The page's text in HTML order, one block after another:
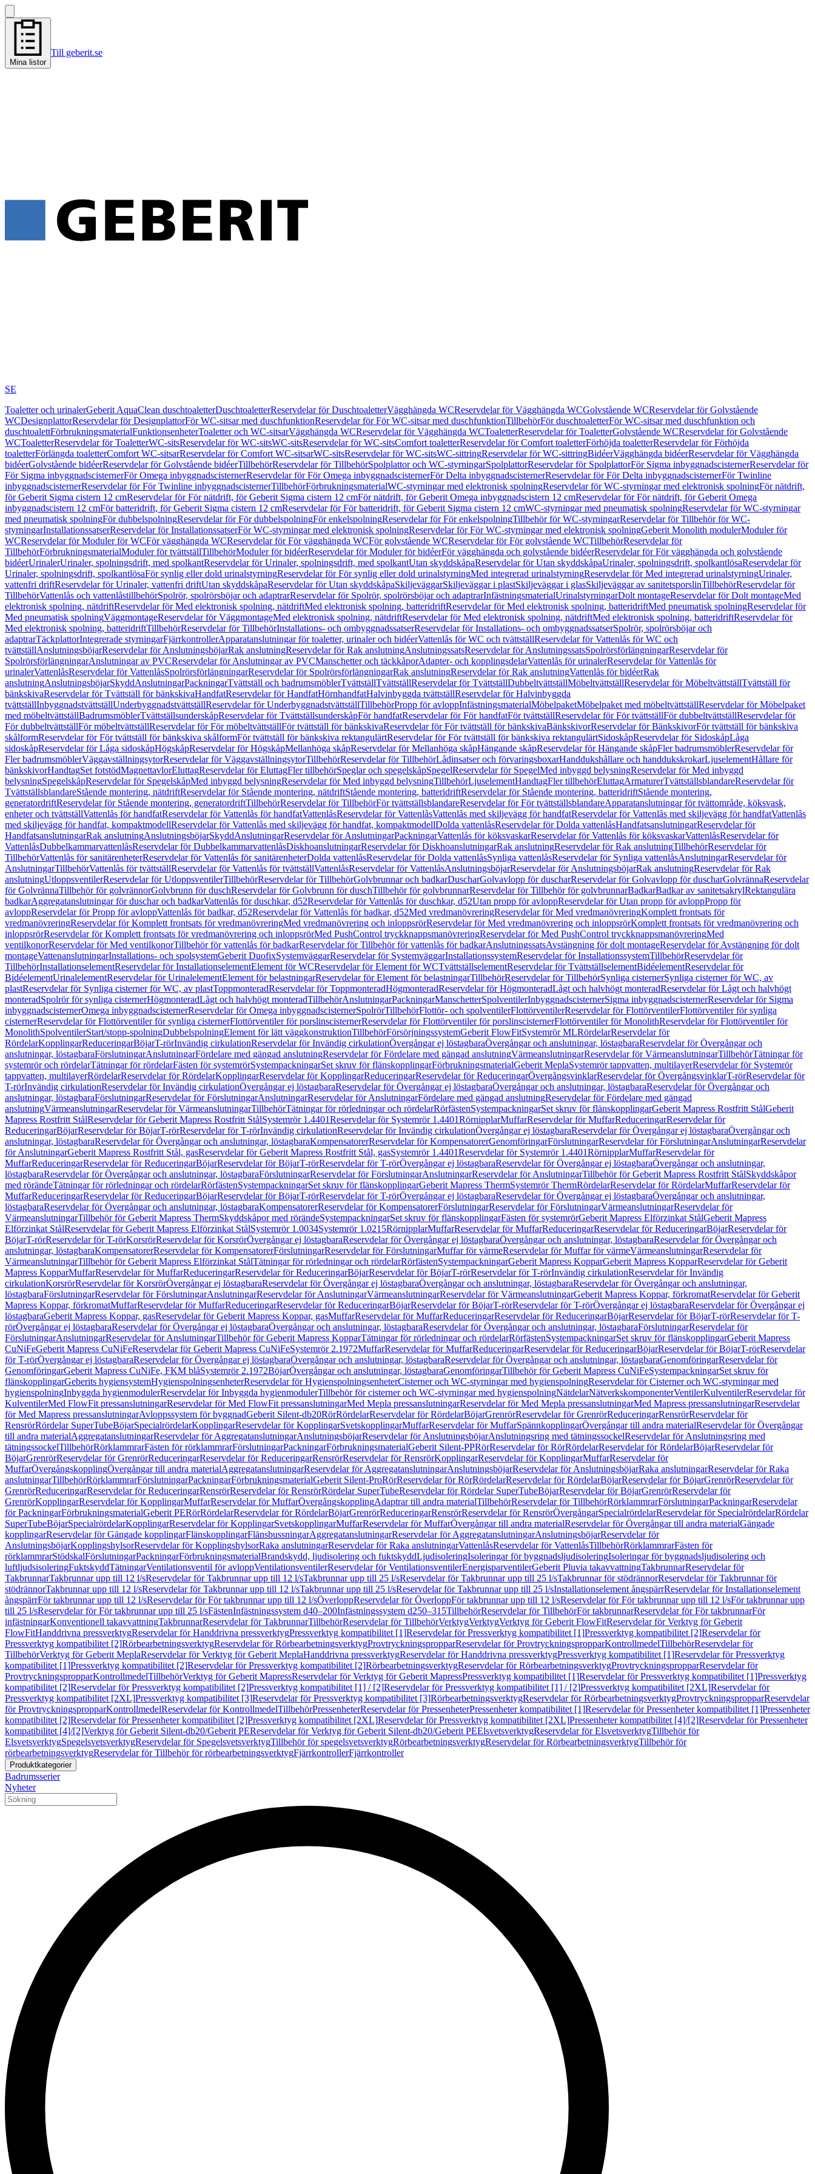
Mina listor
Till geberit.se
SE
Toaletter och urinalerGeberit AquaClean duschtoaletterDuschtoaletterReservdelar för DuschtoaletterVägghängda WCReservdelar för Vägghängda WCGolvstående WCReservdelar för Golvstående
WCDesignplattorReservdelar för DesignplattorFör WC-sitsar med duschfunktionReservdelar för För WC-sitsar med duschfunktionTillbehörFör duschtoaletterFör WC-sitsar med duschfunktion och
duschtoalettFörbrukningsmaterialFunktionsenheterToaletter och WC-sitsarVägghängda WCReservdelar för Vägghängda WCToaletterReservdelar för ToaletterGolvstående WCReservdelar för Golvstående
WCToaletterReservdelar för ToaletterWC-sitsReservdelar för WC-sitsWC-sitsReservdelar för WC-sitsComfort toaletterReservdelar för Comfort toaletterFörhöjda toaletterReservdelar för Förhöjda
toaletterFörlängda toaletterComfort WC-sitsarReservdelar för Comfort WC-sitsarWC-sitsReservdelar för WC-sitsWC-sittringReservdelar för WC-sittringBidéerVägghängda bidéerReservdelar för Vägghängda
bidéerGolvstående bidéerReservdelar för Golvstående bidéerTillbehörReservdelar för TillbehörSpolplattor och WC-styrningarSpolplattorReservdelar för SpolplattorFör Sigma inbyggnadscisternerReservdelar för
För Sigma inbyggnadscisternerFör Omega inbyggnadscisternerReservdelar för För Omega inbyggnadscisternerFör Delta inbyggnadscisternerReservdelar för För Delta inbyggnadscisternerFör Twinline
inbyggnadscisternerReservdelar för För Twinline inbyggnadscisternerTillbehörFörbrukningsmaterialWC-styrningar med elektronisk spolningReservdelar för WC-styrningar med elektronisk spolningFör nätdrift,
för Geberit Sigma cistern 12 cmReservdelar för För nätdrift, för Geberit Sigma cistern 12 cmFör nätdrift, för Geberit Omega inbyggnadscistern 12 cmReservdelar för För nätdrift, för Geberit Omega
inbyggnadscistern 12 cmFör batteridrift, för Geberit Sigma cistern 12 cmReservdelar för För batteridrift, för Geberit Sigma cistern 12 cmWC-styrningar med pneumatisk spolningReservdelar för WC-styrningar
med pneumatisk spolningFör dubbelspolningReservdelar för För dubbelspolningFör enkelspolningReservdelar för För enkelspolningTillbehör för WC-styrningarReservdelar för Tillbehör för WC-
styrningarInstallationssatserReservdelar för InstallationssatserFör WC-styrningar med elektronisk spolningReservdelar för För WC-styrningar med elektronisk spolningGeberit Monolith modulerModuler för
WCReservdelar för Moduler för WCFör vägghängda WCReservdelar för För vägghängda WCFör golvstående WCReservdelar för För golvstående WCTillbehörReservdelar för
TillbehörFörbrukningsmaterialModuler för tvättställTillbehörModuler för bidéerReservdelar för Moduler för bidéerFör vägghängda och golvstående bidéerReservdelar för För vägghängda och golvstående
bidéerUrinalerUrinaler, spolningsdrift, med spolkantReservdelar för Urinaler, spolningsdrift, med spolkantUtan skyddskåpaReservdelar för Utan skyddskåpaUrinaler, spolningsdrift, spolkantlösaReservdelar för
Urinaler, spolningsdrift, spolkantlösaFör synlig eller dold urinalstyrningReservdelar för För synlig eller dold urinalstyrningMed integrerad urinalstyrningReservdelar för Med integrerad urinalstyrningUrinaler,
vattenfri driftReservdelar för Urinaler, vattenfri driftUtan skyddskåpaReservdelar för Utan skyddskåpaSkiljeväggarSkiljeväggar i plastSkiljeväggar i glasSkiljeväggar av sanitetsporslinTillbehörReservdelar för
TillbehörVattenlås och vattenlåstillbehörSpolrör, spolrörsböjar och adaptrarReservdelar för Spolrör, spolrörsböjar och adaptrarInfästningsmaterialUrinalstyrningarDolt montageReservdelar för Dolt montageMed
elektronisk spolning, nätdriftReservdelar för Med elektronisk spolning, nätdriftMed elektronisk spolning, batteridriftReservdelar för Med elektronisk spolning, batteridriftMed pneumatisk spolningReservdelar för
Med pneumatisk spolningVäggmontageReservdelar för VäggmontageMed elektronisk spolning, nätdriftReservdelar för Med elektronisk spolning, nätdriftMed elektronisk spolning, batteridriftReservdelar för
Med elektronisk spolning, batteridriftTillbehörReservdelar för TillbehörInstallations- och ombyggnadssatserReservdelar för Installations- och ombyggnadssatserSpolrör, spolrörsböjar och
adaptrarTäckplattorIntegrerade styrningarFjärrkontrollerApparatanslutningar för toaletter, urinaler och bidéerVattenlås för WC och tvättställReservdelar för Vattenlås för WC och
tvättställAnslutningsböjarReservdelar för AnslutningsböjarRak anslutningReservdelar för Rak anslutningAnslutningssatsReservdelar för AnslutningssatsSpolrörsförlängningarReservdelar för
SpolrörsförlängningarAnslutningar av PVCReservdelar för Anslutningar av PVCManschetter och täckkåporAdapter- och kopplingsdelarVattenlås för urinalerReservdelar för Vattenlås för
urinalerVattenlåsReservdelar för VattenlåsSpolrörsförlängningarReservdelar för SpolrörsförlängningarRak anslutningReservdelar för Rak anslutningVattenlås för bidéerRak
anslutningAnslutningsböjarSkyddAnslutningarPackningarTvättställ och badrumsmöblerTvättställTvättställReservdelar för TvättställDubbeltvättställMöbeltvättställReservdelar för MöbeltvättställTvättställ för
bänkskivaReservdelar för Tvättställ för bänkskivaHandfatReservdelar för HandfatHörnhandfatHalvinbyggda tvättställReservdelar för Halvinbyggda
tvättställInbyggnadstvättställUnderbyggnadstvättställReservdelar för UnderbyggnadstvättställTillbehörPropp för avloppInfästningsmaterialMöbelpaketMöbelpaket med möbeltvättställReservdelar för Möbelpaket
med möbeltvättställBadrumsmöblerTvättställsunderskåpReservdelar för TvättställsunderskåpFör handfatReservdelar för För handfatFör tvättställReservdelar för För tvättställFör dubbeltvättställReservdelar för
För dubbeltvättställFör möbeltvättställReservdelar för För möbeltvättställFör tvättställ för bänkskivaReservdelar för För tvättställ för bänkskivaBänkskivorReservdelar för BänkskivorFör tvättställ för bänkskiva
skålformReservdelar för För tvättställ för bänkskiva skålformFör tvättställ för bänkskiva rektangulärtReservdelar för För tvättställ för bänkskiva rektangulärtSidoskåpReservdelar för SidoskåpLåga
sidoskåpReservdelar för Låga sidoskåpHögskåpReservdelar för HögskåpMellanhöga skåpReservdelar för Mellanhöga skåpHängande skåpReservdelar för Hängande skåpFler badrumsmöblerReservdelar för
Fler badrumsmöblerVäggavställningsytorReservdelar för VäggavställningsytorTillbehörReservdelar för TillbehörLådinsatser och förvaringsboxarHanddukshållare och handdukskrokarLjuselementHållare för
bänkskivorHandtagSet fotstödMagnettavlorEluttagReservdelar för EluttagFler tillbehörSpeglar och spegelskåpSpegelReservdelar för SpegelMed inbyggd belysningReservdelar för Med inbyggd
belysningSpegelskåpReservdelar för SpegelskåpMed inbyggd belysningReservdelar för Med inbyggd belysningTillbehörLjuselementHandtagFler tillbehörEluttagArmaturerTvättställsblandareReservdelar för
TvättställsblandareStående montering, nätdriftReservdelar för Stående montering, nätdriftStående montering, batteridriftReservdelar för Stående montering, batteridriftStående montering,
generatordriftReservdelar för Stående montering, generatordriftTillbehörReservdelar för TillbehörFör tvättställsblandareReservdelar för För tvättställsblandareApparatanslutningar för tvättområde, köksvask,
enheter och tvättställVattenlås för handfatReservdelar för Vattenlås för handfatVattenlåsReservdelar för VattenlåsVattenlås med skiljevägg för handfatReservdelar för Vattenlås med skiljevägg för handfatVattenlås
med skiljevägg för handfat, kompaktmodellReservdelar för Vattenlås med skiljevägg för handfat, kompaktmodellDolda vattenlåsReservdelar för Dolda vattenlåsHandfatsanslutningarReservdelar för
HandfatsanslutningarRak anslutningAnslutningsböjarSkyddAnslutningarReservdelar för AnslutningarPackningarVattenlås för köksvaskarReservdelar för Vattenlås för köksvaskarVattenlåsReservdelar för
VattenlåsDubbelkammarvattenlåsReservdelar för DubbelkammarvattenlåsDiskhoanslutningarReservdelar för DiskhoanslutningarRak anslutningReservdelar för Rak anslutningTillbehörReservdelar för
TillbehörVattenlås för sanitärenheterReservdelar för Vattenlås för sanitärenheterDolda vattenlåsReservdelar för Dolda vattenlåsSynliga vattenlåsReservdelar för Synliga vattenlåsAnslutningarReservdelar för
AnslutningarTillbehörVattenlås för tvättställReservdelar för Vattenlås för tvättställVattenlåsReservdelar för VattenlåsAnslutningsböjarReservdelar för AnslutningsböjarRak anslutningReservdelar för Rak
anslutningUtloppsventilerReservdelar för UtloppsventilerTillbehörReservdelar för TillbehörGolvbrunnar och badkarDuscharGolvavlopp för duscharReservdelar för Golvavlopp för duscharGolvrännaReservdelar
för GolvrännaTillbehör för golvrännorGolvbrunn för duschReservdelar för Golvbrunn för duschTillbehör för golvbrunnarReservdelar för Tillbehör för golvbrunnarBadkarBadkar av sanitetsakrylRektangulära
badkarAggregatanslutningar för duschar och badkarVattenlås för duschkar, d52Reservdelar för Vattenlås för duschkar, d52Utan propp för avloppReservdelar för Utan propp för avloppPropp för
avloppReservdelar för Propp för avloppVattenlås för badkar, d52Reservdelar för Vattenlås för badkar, d52Med vredmanövreringReservdelar för Med vredmanövreringKomplett frontsats för
vredmanövreringReservdelar för Komplett frontsats för vredmanövreringMed vredmanövrering och inloppsrörReservdelar för Med vredmanövrering och inloppsrörKomplett frontsats för vredmanövrering och
inloppsrörReservdelar för Komplett frontsats för vredmanövrering och inloppsrörMed PushControl tryckknappsmanövreringReservdelar för Med PushControl tryckknappsmanövreringMed
ventilkonorReservdelar för Med ventilkonorTillbehör för vattenlås för badkarReservdelar för Tillbehör för vattenlås för badkarAnslutningssatsAvstängning för dolt montageReservdelar för Avstängning för dolt
montageVattenanslutningarInstallations- och spolsystemGeberit DuofixSystemväggarReservdelar för SystemväggarInstallationssystemReservdelar för InstallationssystemTillbehörReservdelar för
TillbehörInstallationselementReservdelar för InstallationselementElement för WCReservdelar för Element för WCTvättställselementReservdelar för TvättställselementBidéelementReservdelar för
BidéelementUrinalelementReservdelar för UrinalelementElement för belastningarReservdelar för Element för belastningarTillbehörReservdelar för TillbehörSynliga cisternerSynliga cisterner för WC, av
plastReservdelar för Synliga cisterner för WC, av plastToppmonteradReservdelar för ToppmonteradHögmonteradReservdelar för HögmonteradLågt och halvhögt monteradReservdelar för Lågt och halvhögt
monteradSpolrör för synliga cisternerHögmonteradLågt och halvhögt monteradTillbehörAnslutningarPackningarManschetterSpolventilerInbyggnadscisternerSigma inbyggnadscisternerReservdelar för Sigma
inbyggnadscisternerOmega inbyggnadscisternerReservdelar för Omega inbyggnadscisternerSpolrörTillbehörFlottör- och spolventilerFlottörventilerReservdelar för FlottörventilerFlottörventiler för synliga
cisternerReservdelar för Flottörventiler för synliga cisternerFlottörventiler för porslinscisternerReservdelar för Flottörventiler för porslinscisternerFlottörventiler för MonolithReservdelar för Flottörventiler för
MonolithSpolventilerStart/stopp-spolningDubbelspolningElement för lätt väggkonstruktionTillbehörFörsörjningssystemGeberit FlowFitSystemrör MLRördelarReservdelar för
RördelarKopplingarReduceringarBöjarT-rörInvändig cirkulationReservdelar för Invändig cirkulationÖvergångar ej löstagbaraÖvergångar och anslutningar, löstagbaraReservdelar för Övergångar och
anslutningar, löstagbaraFörslutningarAnslutningarFördelare med gängad anslutningReservdelar för Fördelare med gängad anslutningVärmeanslutningarReservdelar för VärmeanslutningarTillbehörTätningar för
systemrör och rördelarTätningar för rördelarFästen för systemrörSystempackningarSet skruv för flänskopplingarFörbrukningsmaterialGeberit MeplaSystemrör tappvatten, multilayerReservdelar för Systemrör
tappvatten, multilayerRördelarReservdelar för RördelarKopplingarReservdelar för KopplingarReduceringarReservdelar för ReduceringarÖvergångsvinklarReservdelar för ÖvergångsvinklarT-rörReservdelar för
T-rörInvändig cirkulationReservdelar för Invändig cirkulationÖvergångar ej löstagbaraReservdelar för Övergångar ej löstagbaraÖvergångar och anslutningar, löstagbaraReservdelar för Övergångar och
anslutningar, löstagbaraFörslutningarReservdelar för FörslutningarAnslutningarReservdelar för AnslutningarFördelare med gängad anslutningReservdelar för Fördelare med gängad
anslutningVärmeanslutningarReservdelar för VärmeanslutningarTillbehörTätningar för rörledningar och rördelarRörfästenSystempackningarSet skruv för flänskopplingarGeberit Mapress Rostfritt StålGeberit
Mapress Rostfritt StålReservdelar för Geberit Mapress Rostfritt StålSystemrör 1.4401Reservdelar för Systemrör 1.4401RörnipplarMuffarReservdelar för MuffarReduceringarReservdelar för
ReduceringarBöjarReservdelar för BöjarT-rörReservdelar för T-rörInvändig cirkulationReservdelar för Invändig cirkulationÖvergångar ej löstagbaraReservdelar för Övergångar ej löstagbaraÖvergångar och
anslutningar, löstagbaraReservdelar för Övergångar och anslutningar, löstagbaraKompensatorerReservdelar för KompensatorerGenomföringarFörslutningarReservdelar för FörslutningarAnslutningarReservdelar
för AnslutningarGeberit Mapress Rostfritt Stål, gasReservdelar för Geberit Mapress Rostfritt Stål, gasSystemrör 1.4401Reservdelar för Systemrör 1.4401RörnipplarMuffarReservdelar för
MuffarReduceringarReservdelar för ReduceringarBöjarReservdelar för BöjarT-rörReservdelar för T-rörÖvergångar ej löstagbaraReservdelar för Övergångar ej löstagbaraÖvergångar och anslutningar,
löstagbaraReservdelar för Övergångar och anslutningar, löstagbaraFörslutningarReservdelar för FörslutningarAnslutningarReservdelar för AnslutningarTillbehör för Geberit Mapress Rostfritt StålSkyddskåpor
med rörändeTätningar för rörledningar och rördelarRörfästenSystempackningarSet skruv för flänskopplingarGeberit Mapress ThermSystemrör ThermRördelarReservdelar för RördelarMuffarReservdelar för
MuffarReduceringarReservdelar för ReduceringarBöjarReservdelar för BöjarT-rörReservdelar för T-rörÖvergångar ej löstagbaraReservdelar för Övergångar ej löstagbaraÖvergångar och anslutningar,
löstagbaraReservdelar för Övergångar och anslutningar, löstagbaraKompensatorerReservdelar för KompensatorerFörslutningarReservdelar för FörslutningarVärmeanslutningarReservdelar för
VärmeanslutningarTillbehör för Geberit Mapress ThermSkyddskåpor med rörändeSystempackningarSet skruv för flänskopplingarFästen för systemrörGeberit Mapress Elförzinkat StålGeberit Mapress
Elförzinkat StålReservdelar för Geberit Mapress Elförzinkat StålSystemrör 1.0034Systemrör 1.0215RörnipplarMuffarReservdelar för MuffarReduceringarReservdelar för ReduceringarBöjarReservdelar för
BöjarT-rörReservdelar för T-rörKorsrörReservdelar för KorsrörÖvergångar ej löstagbaraReservdelar för Övergångar ej löstagbaraÖvergångar och anslutningar, löstagbaraReservdelar för Övergångar och
anslutningar, löstagbaraKompensatorerReservdelar för KompensatorerFörslutningarReservdelar för FörslutningarMuffar för värmeReservdelar för Muffar för värmeVärmeanslutningarReservdelar för
VärmeanslutningarTillbehör för Geberit Mapress Elförzinkat StålTätningar för rörledningar och rördelarRörfästenSystempackningarGeberit Mapress KopparGeberit Mapress KopparReservdelar för Geberit
Mapress KopparMuffarReservdelar för MuffarReduceringarReservdelar för ReduceringarBöjarReservdelar för BöjarT-rörReservdelar för T-rörInvändig cirkulationReservdelar för Invändig
cirkulationKorsrörReservdelar för KorsrörÖvergångar ej löstagbaraReservdelar för Övergångar ej löstagbaraÖvergångar och anslutningar, löstagbaraReservdelar för Övergångar och anslutningar,
löstagbaraFörslutningarReservdelar för FörslutningarAnslutningarReservdelar för AnslutningarVärmeanslutningarReservdelar för VärmeanslutningarGeberit Mapress Koppar, förkromatReservdelar för Geberit
Mapress Koppar, förkromatMuffarReservdelar för MuffarReduceringarReservdelar för ReduceringarBöjarReservdelar för BöjarT-rörReservdelar för T-rörÖvergångar ej löstagbaraReservdelar för Övergångar ej
löstagbaraGeberit Mapress Koppar, gasReservdelar för Geberit Mapress Koppar, gasMuffarReservdelar för MuffarReduceringarReservdelar för ReduceringarBöjarReservdelar för BöjarT-rörReservdelar för T-
rörÖvergångar ej löstagbaraReservdelar för Övergångar ej löstagbaraÖvergångar och anslutningar, löstagbaraReservdelar för Övergångar och anslutningar, löstagbaraFörslutningarReservdelar för
FörslutningarAnslutningarReservdelar för AnslutningarTillbehör för Geberit Mapress KopparTätningar för rörledningar och rördelarRörfästenSystempackningarSet skruv för flänskopplingarGeberit Mapress
CuNiFeGeberit Mapress CuNiFeReservdelar för Geberit Mapress CuNiFeSystemrör 2.1972MuffarReservdelar för MuffarReduceringarReservdelar för ReduceringarBöjarReservdelar för BöjarT-rörReservdelar
för T-rörÖvergångar ej löstagbaraReservdelar för Övergångar ej löstagbaraÖvergångar och anslutningar, löstagbaraReservdelar för Övergångar och anslutningar, löstagbaraGenomföringarReservdelar för
GenomföringarGeberit Mapress CuNiFe, FKM blåSystemrör 2.1972BöjarÖvergångar och anslutningar, löstagbaraGenomföringarTillbehör för Geberit Mapress CuNiFeSystempackningarSet skruv för
flänskopplingarGeberits hygiensystemHygienspolningsenheterReservdelar för HygienspolningsenheterCisterner och WC-styrningar med hygienspolningReservdelar för Cisterner och WC-styrningar med
hygienspolningInbyggda hygienmodulerReservdelar för Inbyggda hygienmodulerTillbehör för cisterner och WC-styrningar med hygienspolningNätdelarNätverkskomponenterVentilerKulventilerReservdelar för
KulventilerMed FlowFit pressanslutningarReservdelar för Med FlowFit pressanslutningarMed Mepla pressanslutningarReservdelar för Med Mepla pressanslutningarMed Mapress pressanslutningarReservdelar
för Med Mapress pressanslutningarAvloppssystem för byggnadGeberit Silent-db20RörRördelarReservdelar för RördelarBöjarGrenrörReservdelar för GrenrörReduceringarRensrörReservdelar för
RensrörRördelar SuperTubeBöjarSpecialrördelarKopplingarReservdelar för KopplingarSvetskopplingarMuffarReservdelar för MuffarSpännkopplingarÖvergångar till andra materialReservdelar för Övergångar
till andra materialAggregatanslutningarReservdelar för AggregatanslutningarAnslutningsböjarReservdelar för AnslutningsböjarAnslutningsring med tätningssockelReservdelar för Anslutningsring med
tätningssockelTillbehörRörklammrarFästen för rörklammrarFörslutningarPackningarFörbrukningsmaterialGeberit Silent-PPRörReservdelar för RörRördelarReservdelar för RördelarBöjarReservdelar för
BöjarGrenrörReservdelar för GrenrörReduceringarReservdelar för ReduceringarRensrörReservdelar för RensrörKopplingarReservdelar för KopplingarMuffarReservdelar för
MuffarÖvergångskopplingÖvergångar till andra materialAggregatanslutningarReservdelar för AggregatanslutningarAnslutningsböjarReservdelar för AnslutningsböjarRaka anslutningarReservdelar för Raka
anslutningarTillbehörRörklammrarFörslutningarPackningarFörbrukningsmaterialGeberit Silent-ProRörReservdelar för RörRördelarReservdelar för RördelarBöjarReservdelar för BöjarGrenrörReservdelar för
GrenrörReduceringarReservdelar för ReduceringarRensrörReservdelar för RensrörRördelar SuperTubeReservdelar för Rördelar SuperTubeBöjarReservdelar för BöjarGrenrörReservdelar för
GrenrörKopplingarReservdelar för KopplingarMuffarReservdelar för MuffarÖvergångskopplingAdaptrar till andra materialTillbehörReservdelar för TillbehörRörklammrarFörslutningarPackningarReservdelar
för PackningarFörbrukningsmaterialGeberit PERörRördelarReservdelar för RördelarBöjarGrenrörReduceringarRensrörReservdelar för RensrörÖvergångarSpecialrördelarReservdelar för SpecialrördelarRördelar
SuperTubeBöjarSpecialrördelarKopplingarReservdelar för KopplingarSvetskopplingarMuffarReservdelar för MuffarÖvergångar till andra materialReservdelar för Övergångar till andra materialGängade
kopplingarReservdelar för Gängade kopplingarFlänskopplingarFlänsbussningarAggregatanslutningarReservdelar för AggregatanslutningarAnslutningsböjarReservdelar för
AnslutningsböjarKopplingshylsorReservdelar för KopplingshylsorRaka anslutningarReservdelar för Raka anslutningarVattenlåsReservdelar för VattenlåsTillbehörRörklammrarFästen för
rörklammrarStödskalFörslutningarPackningarFörbrukningsmaterialBrandskydd, ljudisolering och fuktskyddLjudisoleringIsoleringar för byggnadsljudisoleringIsoleringar för byggnadsljudisolering och
luftljudsisoleringFuktskyddTätningarVentilationsventil för avloppVentilationsventilerReservdelar för VentilationsventilerEnergisparventilerGeberit Pluvia takavvattningTakbrunnarReservdelar för
TakbrunnarTakbrunnar upp till 12 l/sReservdelar för Takbrunnar upp till 12 l/sTakbrunnar upp till 25 l/sReservdelar för Takbrunnar upp till 25 l/sTakbrunnar för stödrännorReservdelar för Takbrunnar för
stödrännorTakbrunnar upp till 12 l/sReservdelar för Takbrunnar upp till 12 l/sTakbrunnar upp till 25 l/sReservdelar för Takbrunnar upp till 25 l/sInstallationselement ångspärrReservdelar för Installationselement
ångspärrFör takbrunnar upp till 12 l/sReservdelar för För takbrunnar upp till 12 l/sÖverloppReservdelar för ÖverloppFör takbrunnar upp till 12 l/sReservdelar för För takbrunnar upp till 12 l/sFör takbrunnar upp
till 25 l/sReservdelar för För takbrunnar upp till 25 l/sFästenInfästningssystem d40–200Infästningssystem d250–315TillbehörReservdelar för TillbehörFör takbrunnarReservdelar för För takbrunnarFör
infästningarKonventionell takavvattningTakbrunnarReservdelar för TakbrunnarTillbehörReservdelar för TillbehörVerktygVerktygVerktyg för Geberit FlowFitReservdelar för Verktyg för Geberit
FlowFitHanddrivna pressverktygReservdelar för Handdrivna pressverktygPressverktyg kompatibilitet [1]Reservdelar för Pressverktyg kompatibilitet [1]Pressverktyg kompatibilitet [2]Reservdelar för
Pressverktyg kompatibilitet [2]RörbearbetningsverktygReservdelar för RörbearbetningsverktygProvtryckningspropparReservdelar för ProvtryckningspropparKontrollmedelTillbehörReservdelar för
TillbehörVerktyg för Geberit MeplaReservdelar för Verktyg för Geberit MeplaHanddrivna pressverktygReservdelar för Handdrivna pressverktygPressverktyg kompatibilitet [1]Reservdelar för Pressverktyg
kompatibilitet [1]Pressverktyg kompatibilitet [2]Reservdelar för Pressverktyg kompatibilitet [2]RörbearbetningsverktygReservdelar för RörbearbetningsverktygProvtryckningspropparReservdelar för
ProvtryckningspropparKontrollmedelTillbehörVerktyg för Geberit MapressReservdelar för Verktyg för Geberit MapressPressverktyg kompatibilitet [1]Reservdelar för Pressverktyg kompatibilitet [1]Pressverktyg
kompatibilitet [2]Reservdelar för Pressverktyg kompatibilitet [2]Pressverktyg kompatibilitet [1] / [2]Reservdelar för Pressverktyg kompatibilitet [1] / [2]Pressverktyg kompatibilitet [2XL]Reservdelar för
Pressverktyg kompatibilitet [2XL]Pressverktyg kompatibilitet [3]Reservdelar för Pressverktyg kompatibilitet [3]RörbearbetningsverktygReservdelar för RörbearbetningsverktygProvtryckningspropparReservdelar
för ProvtryckningspropparKontrollmedelReservdelar för KontrollmedelTillbehörPressenheterReservdelar för PressenheterPressenheter kompatibilitet [1]Reservdelar för Pressenheter kompatibilitet [1]Pressenheter
kompatibilitet [2]Reservdelar för Pressenheter kompatibilitet [2]Pressverktyg kompatibilitet [2XL]Reservdelar för Pressverktyg kompatibilitet [2XL]Pressenheter kompatibilitet [4]/[2]Reservdelar för Pressenheter
kompatibilitet [4]/[2]Verktyg för Geberit Silent-db20/Geberit PEReservdelar för Verktyg för Geberit Silent-db20/Geberit PEElsvetsverktygReservdelar för ElsvetsverktygTillbehör för
ElsvetsverktygSpegelsvetsverktygReservdelar för SpegelsvetsverktygTillbehör för spegelsvetsverktygRörbearbetningsverktygReservdelar för RörbearbetningsverktygTillbehör för
rörbearbetningsverktygReservdelar för Tillbehör för rörbearbetningsverktygFjärrkontrollerFjärrkontroller
Produktkategorier
Badrumsserier
Nyheter